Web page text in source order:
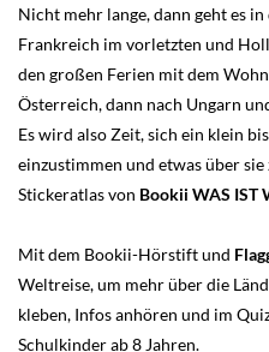
Nicht mehr lange, dann geht es
Frankreich im vorletzten und
den großen Ferien mit dem
Österreich, dann nach Ungarn
Es wird also Zeit, sich ein klein
einzustimmen und etwas über
Stickeratlas von Bookii WAS IST
Mit dem Bookii-Hörstift und
Weltreise, um mehr über die
kleben, Infos anhören und im
Schulkinder ab 8 Jahren.